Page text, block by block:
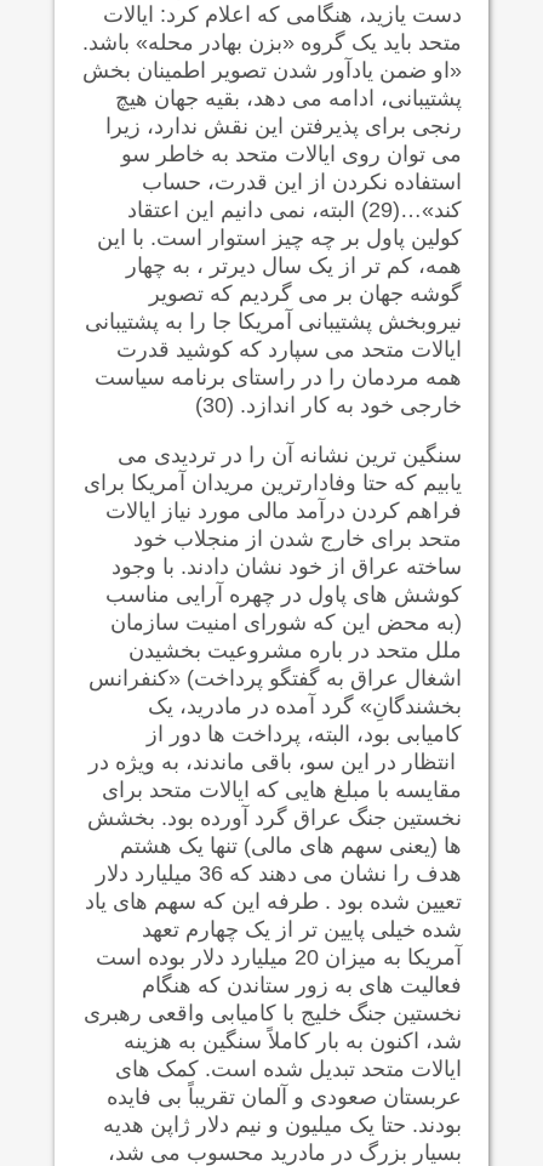
دست یازید، هنگامی که اعلام کرد: ایالات
متحد باید یک گروه «بزن بهادر محله» باشد.
«او ضمن یادآور شدن تصویر اطمینان بخش
پشتیبانی، ادامه می دهد، بقیه جهان هیچ
رنجی برای پذیرفتن این نقش ندارد، زیرا
می توان روی ایالات متحد به خاطر سو
استفاده نکردن از این قدرت، حساب
کند»…(29) البته، نمی دانیم این اعتقاد
کولین پاول بر چه چیز استوار است. با این
همه، کم تر از یک سال دیرتر ، به چهار
گوشه جهان بر می گردیم که تصویر
نیروبخش پشتیبانی آمریکا جا را به پشتیبانی
ایالات متحد می سپارد که کوشید قدرت
همه مردمان را در راستای برنامه سیاست
خارجی خود به کار اندازد. (30)
سنگین ترین نشانه آن را در تردیدی می
یابیم که حتا وفادارترین مریدان آمریکا برای
فراهم کردن درآمد مالی مورد نیاز ایالات
متحد برای خارج شدن از منجلاب خود
ساخته عراق از خود نشان دادند. با وجود
کوشش های پاول در چهره آرایی مناسب
(به محض این که شورای امنیت سازمان
ملل متحد در باره مشروعیت بخشیدن
اشغال عراق به گفتگو پرداخت) «کنفرانس
بخشندگانِ» گرد آمده در مادرید، یک
کامیابی بود، البته، پرداخت ها دور از
انتظار در این سو، باقی ماندند، به ویژه در
مقایسه با مبلغ هایی که ایالات متحد برای
نخستین جنگ عراق گرد آورده بود. بخشش
ها (یعنی سهم های مالی) تنها یک هشتم
هدف را نشان می دهند که 36 میلیارد دلار
تعیین شده بود . طرفه این که سهم های یاد
شده خیلی پایین تر از یک چهارم تعهد
آمریکا به میزان 20 میلیارد دلار بوده است
فعالیت های به زور ستاندن که هنگام
نخستین جنگ خلیج با کامیابی واقعی رهبری
شد، اکنون به بار کاملاً سنگین به هزینه
ایالات متحد تبدیل شده است. کمک های
عربستان صعودی و آلمان تقریباً بی فایده
بودند. حتا یک میلیون و نیم دلار ژاپن هدیه
بسیار بزرگ در مادرید محسوب می شد،